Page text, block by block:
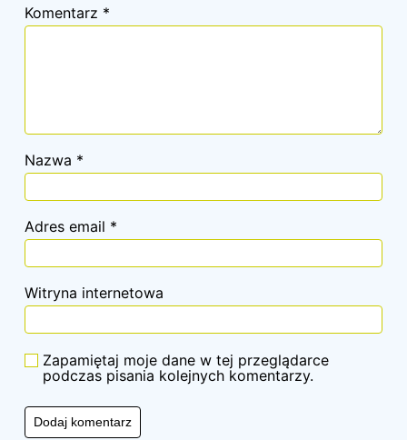
Komentarz *
Nazwa *
Adres email *
Witryna internetowa
Zapamiętaj moje dane w tej przeglądarce
podczas pisania kolejnych komentarzy.